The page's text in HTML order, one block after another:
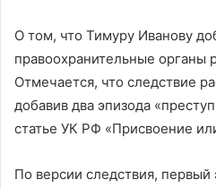
О том, что Тимуру Иванову
правоохранительные органы
Отмечается, что следствие
добавив два эпизода
статье УК РФ «Присвоение
По версии следствия, первый